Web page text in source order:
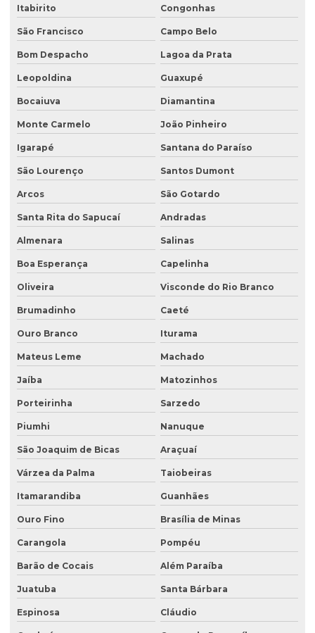
Estudo hidrológico para outorga
Estudo hidrológico para pontes
Estudo de passivo ambiental
Exploração de águas subterrâneas
Gerenciamento de efluentes
Instalação de tanques de combustíveis subterrâneos
Investigação ambiental
Investigação ambiental confirmatória
Investigação ambiental detalhada
Investigação ambiental preliminar
Investigação confirmatória
Investigação confirmatória de passivo ambiental
Investigação detalhada de passivo ambiental
Laboratório de análise de água
Laboratório de análise de efluentes
Laudo hidrogeológico
Laudo de passivo ambiental
Licenciamento ambiental de aterro sanitário
Licenciamento ambiental para atividades agropecuárias
Licenciamento ambiental de atividades rurais
Licenciamento ambiental de barragens
Licenciamento ambiental condomínio residencial
Licenciamento ambiental para construção civil
Itabirito Congonhas
São Francisco Campo Belo
Bom Despacho Lagoa da Prata
Leopoldina Guaxupé
Bocaiuva Diamantina
Monte Carmelo João Pinheiro
Igarapé Santana do Paraíso
São Lourenço Santos Dumont
Arcos São Gotardo
Santa Rita do Sapucaí Andradas
Almenara Salinas
Boa Esperança Capelinha
Oliveira Visconde do Rio Branco
Brumadinho Caeté
Ouro Branco Iturama
Mateus Leme Machado
Jaíba Matozinhos
Porteirinha Sarzedo
Piumhi Nanuque
São Joaquim de Bicas Araçuaí
Várzea da Palma Taiobeiras
Itamarandiba Guanhães
Ouro Fino Brasília de Minas
Carangola Pompéu
Barão de Cocais Além Paraíba
Juatuba Santa Bárbara
Espinosa Cláudio